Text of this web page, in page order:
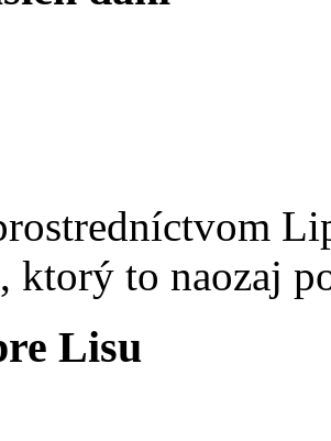
ktorý to naozaj
Lisu